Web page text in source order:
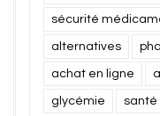
sécurité
alternatives
achat en ligne
glycémie santé